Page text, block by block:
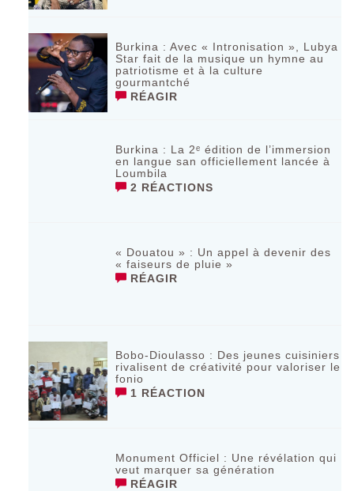
Burkina : Avec « Intronisation », Lubya
Star fait de la musique un hymne au
patriotisme et à la culture
gourmantché
RÉAGIR
Burkina : La 2ᵉ édition de l’immersion
en langue san officiellement lancée à
Loumbila
2 RÉACTIONS
« Douatou » : Un appel à devenir des
« faiseurs de pluie »
RÉAGIR
Bobo-Dioulasso : Des jeunes cuisiniers
rivalisent de créativité pour valoriser le
fonio
1 RÉACTION
Monument Officiel : Une révélation qui
veut marquer sa génération
RÉAGIR